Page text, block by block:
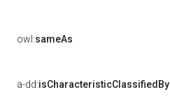
owl:sameAs
a-dd:isCharacteristicClassifiedBy